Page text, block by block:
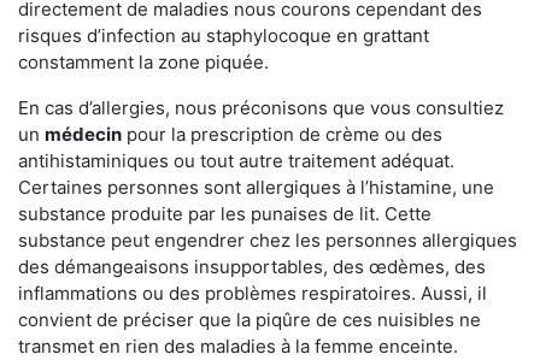
directement de maladies nous courons cependant des
risques d’infection au staphylocoque en grattant
constamment la zone piquée.
En cas d’allergies, nous préconisons que vous consultiez
un médecin pour la prescription de crème ou des
antihistaminiques ou tout autre traitement adéquat.
Certaines personnes sont allergiques à l’histamine, une
substance produite par les punaises de lit. Cette
substance peut engendrer chez les personnes allergiques
des démangeaisons insupportables, des œdèmes, des
inflammations ou des problèmes respiratoires. Aussi, il
convient de préciser que la piqûre de ces nuisibles ne
transmet en rien des maladies à la femme enceinte.